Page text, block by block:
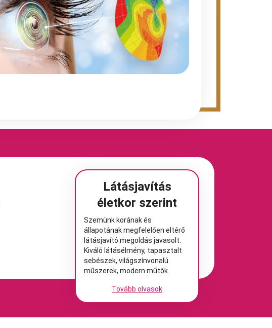
Látásjavítás
életkor szerint
Szemünk korának és
állapotának megfelelően eltérő
látásjavító megoldás javasolt.
Kiváló látásélmény, tapasztalt
sebészek, világszínvonalú
műszerek, modern műtők.
Tovább olvasok